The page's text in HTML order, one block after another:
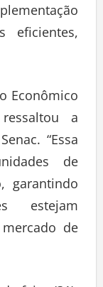
eficientes,
Econômico
a
“Essa
de
garantindo
estejam
de